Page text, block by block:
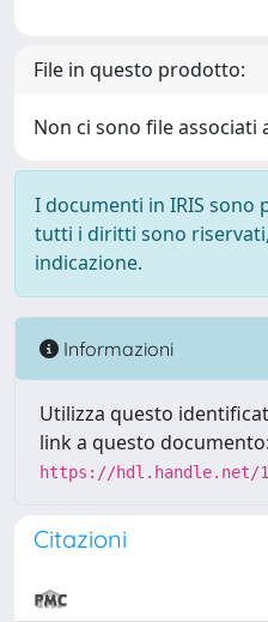
File in questo prodotto:
Non ci sono file
I documenti in IRIS
tutti i diritti sono
indicazione.
Informazioni
Utilizza questo
link a questo documento:
https://hdl.handle.net/
Citazioni